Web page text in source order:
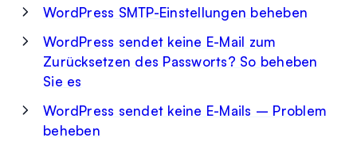
WordPress SMTP-Einstellungen beheben
WordPress sendet keine E-Mail zum
Zurücksetzen des Passworts? So beheben
Sie es
WordPress sendet keine E-Mails – Problem
beheben